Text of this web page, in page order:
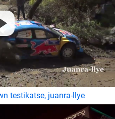
testikatse, juanra-llye